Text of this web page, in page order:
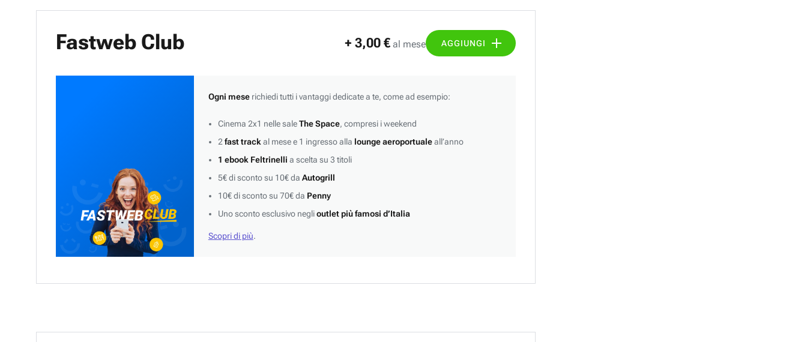
Fastweb Club + 3,00 € al mese AGGIUNGI
Ogni meserichiedi tutti i vantaggi dedicate a te, come ad esempio:
Cinema 2x1 nelle saleThe Space, compresi i weekend
2 fast track al mese e 1 ingresso alla lounge aeroportualeall’anno
1 ebook Feltrinelli a scelta su 3 titoli
5€ di sconto su 10€ da Autogrill
10€ di sconto su 70€ da Penny
Uno sconto esclusivo neglioutlet più famosi d’Italia
Scopri di più.